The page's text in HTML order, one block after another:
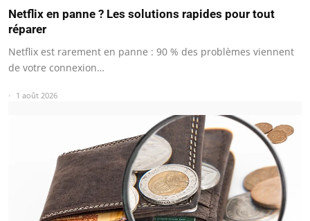
Netflix en panne ? Les solutions rapides pour tout
réparer
Netflix est rarement en panne : 90 % des problèmes viennent
de votre connexion…
1 août 2026